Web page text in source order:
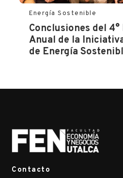
Energía Sostenible
Conclusiones del
Anual de la
de Energía
Contacto